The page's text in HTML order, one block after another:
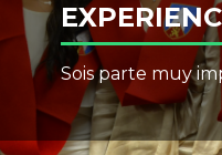
Sois parte muy